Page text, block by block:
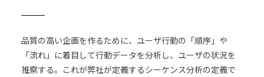
品質の高い企画を作るために、ユーザ行動の「順序」や
「流れ」に着目して行動データを分析し、ユーザの状況を
推察する。これが弊社が定義するシーケンス分析の定義で